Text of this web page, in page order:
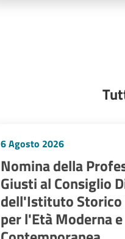
6 Agosto 2026
Nomina della
Giusti al Consiglio
dell'Istituto
per l'Età Moderna e